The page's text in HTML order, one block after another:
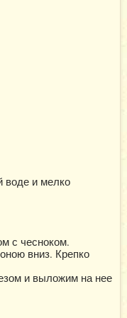
воде и мелко
с чесноком.
вниз. Крепко
и выложим на нее